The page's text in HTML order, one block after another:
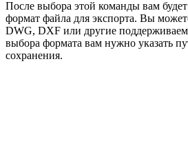
После выбора этой команды вам
формат файла для экспорта. Вы
DWG, DXF или другие
выбора формата вам нужно указать
сохранения.